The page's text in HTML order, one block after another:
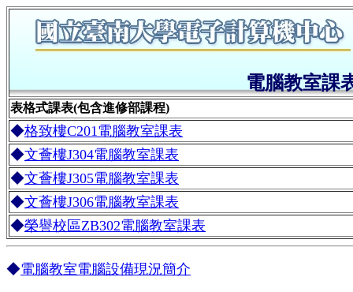
電腦教室課
表格式課表(包含進修部課程)
◆格致樓C201電腦教室課表
◆文薈樓J304電腦教室課表
◆文薈樓J305電腦教室課表
◆文薈樓J306電腦教室課表
◆榮譽校區ZB302電腦教室課表
◆電腦教室電腦設備現況簡介